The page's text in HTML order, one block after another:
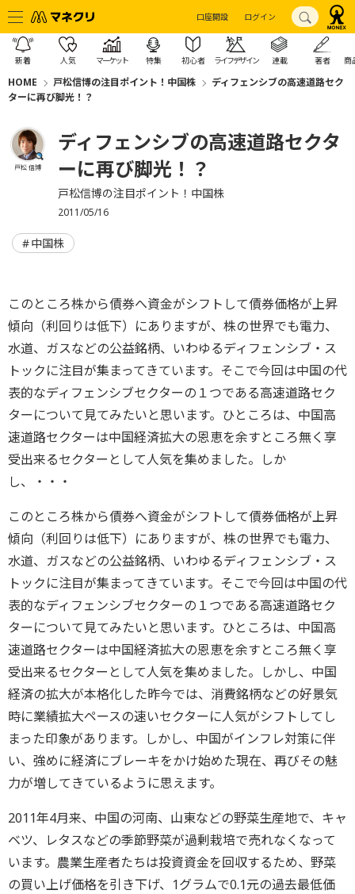
口座開設 ログイン
新着 人気 マーケット 特集 初心者 ライフデザイン 連載 著者 商
HOME 戸松信博の注目ポイント！中国株
ディフェンシブの高速道路セク
ターに再び脚光！？
戸松 信博
ディフェンシブの高速道路セクタ
ーに再び脚光！？
戸松信博の注目ポイント！中国株
2011/05/16
中国株
このところ株から債券へ資金がシフトして債券価格が上昇
傾向（利回りは低下）にありますが、株の世界でも電力、
水道、ガスなどの公益銘柄、いわゆるディフェンシブ・ス
トックに注目が集まってきています。そこで今回は中国の代
表的なディフェンシブセクターの１つである高速道路セク
ターについて見てみたいと思います。ひところは、中国高
速道路セクターは中国経済拡大の恩恵を余すところ無く享
受出来るセクターとして人気を集めました。しか
し、・・・
このところ株から債券へ資金がシフトして債券価格が上昇
傾向（利回りは低下）にありますが、株の世界でも電力、
水道、ガスなどの公益銘柄、いわゆるディフェンシブ・ス
トックに注目が集まってきています。そこで今回は中国の代
表的なディフェンシブセクターの１つである高速道路セク
ターについて見てみたいと思います。ひところは、中国高
速道路セクターは中国経済拡大の恩恵を余すところ無く享
受出来るセクターとして人気を集めました。しかし、中国
経済の拡大が本格化した昨今では、消費銘柄などの好景気
時に業績拡大ペースの速いセクターに人気がシフトしてし
まった印象があります。しかし、中国がインフレ対策に伴
い、強めに経済にブレーキをかけ始めた現在、再びその魅
力が増してきているように思えます。
2011年4月来、中国の河南、山東などの野菜生産地で、キャ
ベツ、レタスなどの季節野菜が過剰栽培で売れなくなって
います。農業生産者たちは投資資金を回収するため、野菜
の買い上げ価格を引き下げ、1グラムで0.1元の過去最低価